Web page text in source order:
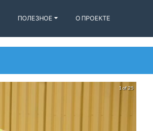
ПОЛЕЗНОЕ О ПРОЕКТЕ
1 of 25